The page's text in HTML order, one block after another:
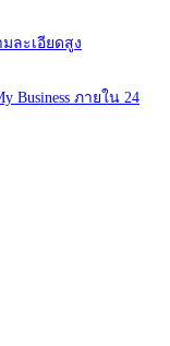
ละเอียดสูง
Business ภายใน 24